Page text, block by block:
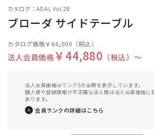
カタログ：ADAL Vol.28
ブローダ サイドテーブル
カタログ価格￥66,000 （税込）
法人会員価格￥44,880 （税込）〜
法人会員価格はランク5の金額を表示しています。
個人様や登録情報が不正確な法人様は法人会員価格に
あります。
会員ランクの詳細はこちら